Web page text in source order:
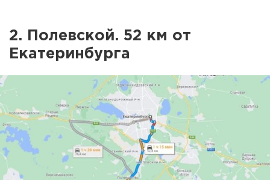
2. Полевской. 52 км от
Екатеринбурга